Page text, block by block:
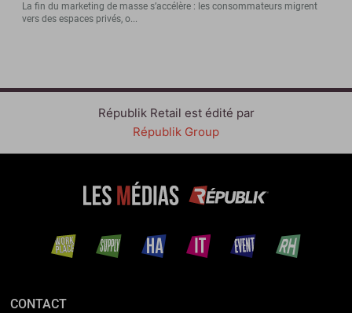
La fin du marketing de masse s’accélère : les consommateurs migrent
vers des espaces privés, o...
Républik Retail est édité par
Républik Group
CONTACT